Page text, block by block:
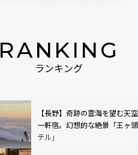
RANKING
ランキング
【長野】奇跡の雲海を望む天
一軒宿。幻想的な絶景「王ヶ
テル」